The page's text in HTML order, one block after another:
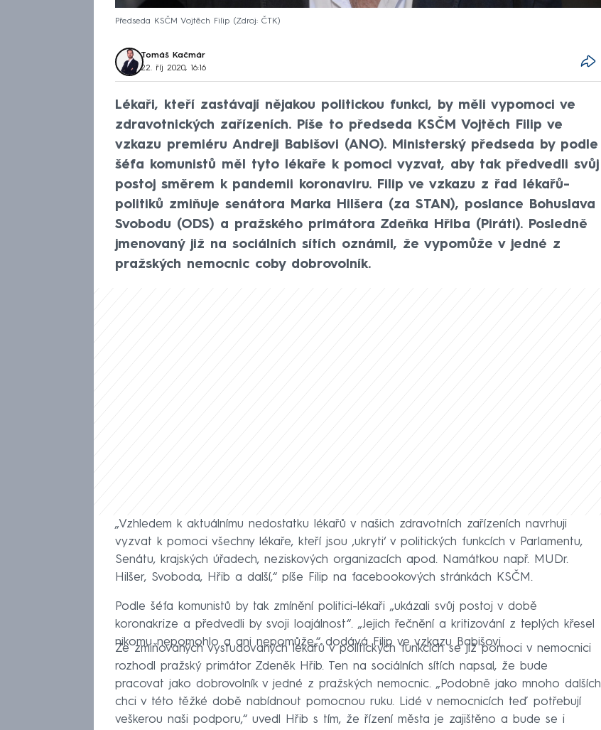
Předseda KSČM Vojtěch Filip Zdroj: ČTK
Tomáš Kačmár
22. říj 2020, 16:16
Lékaři, kteří zastávají nějakou politickou funkci, by měli vypomoci ve
zdravotnických zařízeních. Píše to předseda KSČM Vojtěch Filip ve
vzkazu premiéru Andreji Babišovi (ANO). Ministerský předseda by podle
šéfa komunistů měl tyto lékaře k pomoci vyzvat, aby tak předvedli svůj
postoj směrem k pandemii koronaviru. Filip ve vzkazu z řad lékařů-
politiků zmiňuje senátora Marka Hilšera (za STAN), poslance Bohuslava
Svobodu (ODS) a pražského primátora Zdeňka Hřiba (Piráti). Posledně
jmenovaný již na sociálních sítích oznámil, že vypomůže v jedné z
pražských nemocnic coby dobrovolník.
„Vzhledem k aktuálnímu nedostatku lékařů v našich zdravotních zařízeních navrhuji
vyzvat k pomoci všechny lékaře, kteří jsou ‚ukryti‘ v politických funkcích v Parlamentu,
Senátu, krajských úřadech, neziskových organizacích apod. Namátkou např. MUDr.
Hilšer, Svoboda, Hřib a další,“ píše Filip na facebookových stránkách KSČM.
Podle šéfa komunistů by tak zmínění politici-lékaři „ukázali svůj postoj v době
koronakrize a předvedli by svoji loajálnost“. „Jejich řečnění a kritizování z teplých křesel
nikomu nepomohlo a ani nepomůže,“ dodává Filip ve vzkazu Babišovi.
Ze zmiňovaných vystudovaných lékařů v politických funkcích se již pomoci v nemocnici
rozhodl pražský primátor Zdeněk Hřib. Ten na sociálních sítích napsal, že bude
pracovat jako dobrovolník v jedné z pražských nemocnic. „Podobně jako mnoho dalších
chci v této těžké době nabídnout pomocnou ruku. Lidé v nemocnicích teď potřebují
veškerou naši podporu,“ uvedl Hřib s tím, že řízení města je zajištěno a bude se i